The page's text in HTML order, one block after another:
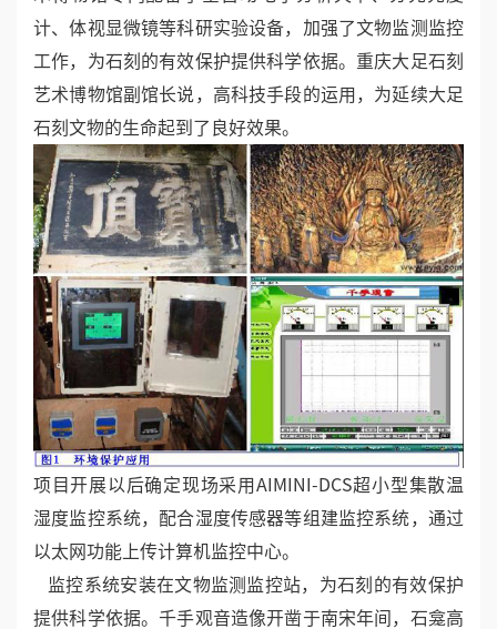
计、体视显微镜等科研实验设备，加强了文物监测监控
工作，为石刻的有效保护提供科学依据。重庆大足石刻
艺术博物馆副馆长说，高科技手段的运用，为延续大足
石刻文物的生命起到了良好效果。
项目开展以后确定现场采用AIMINI-DCS超小型集散温
湿度监控系统，配合湿度传感器等组建监控系统，通过
以太网功能上传计算机监控中心。
监控系统安装在文物监测监控站，为石刻的有效保护
提供科学依据。千手观音造像开凿于南宋年间，石龛高